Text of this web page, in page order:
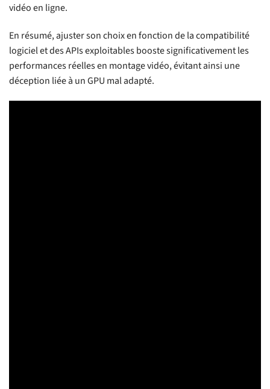
vidéo en ligne.
En résumé, ajuster son choix en fonction de la compatibilité
logiciel et des APIs exploitables booste significativement les
performances réelles en montage vidéo, évitant ainsi une
déception liée à un GPU mal adapté.